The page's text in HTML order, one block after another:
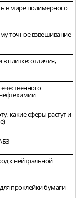
в мире полимерного
точное взвешивание
плитке: отличия,
какие сферы растут и
к нейтральной
проклейки бумаги